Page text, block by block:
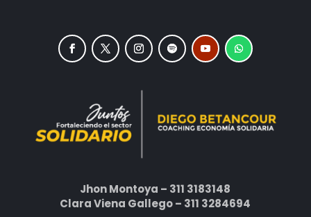
Jhon Montoya – 311 3183148
Clara Viena Gallego – 311 3284694